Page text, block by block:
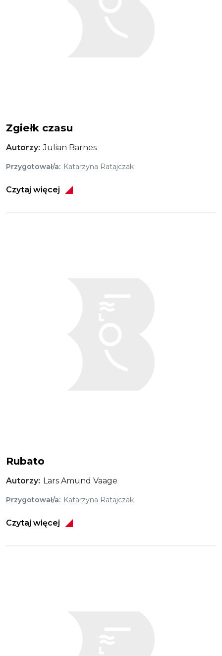
Zgiełk czasu
Autorzy Julian Barnes
Przygotował/a Katarzyna Ratajczak
Czytaj więcej
Rubato
Autorzy Lars Amund Vaage
Przygotował/a Katarzyna Ratajczak
Czytaj więcej